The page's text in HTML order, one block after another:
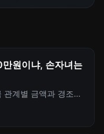
원이냐, 손자녀는
계별 금액과 경조사
구·친척·본인 손자녀
, 세대생략 증여세
.